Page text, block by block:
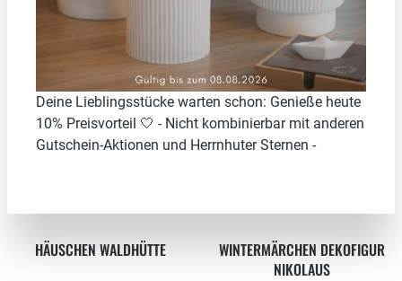
HÄUSCHEN WALDHÜTTE
%
WINTERMÄRCHEN DEKOFIGUR
NIKOLAUS
Deine Lieblingsstücke warten schon: Genieße heute
10% Preisvorteil 🤍 - Nicht kombinierbar mit anderen
Gutschein-Aktionen und Herrnhuter Sternen -